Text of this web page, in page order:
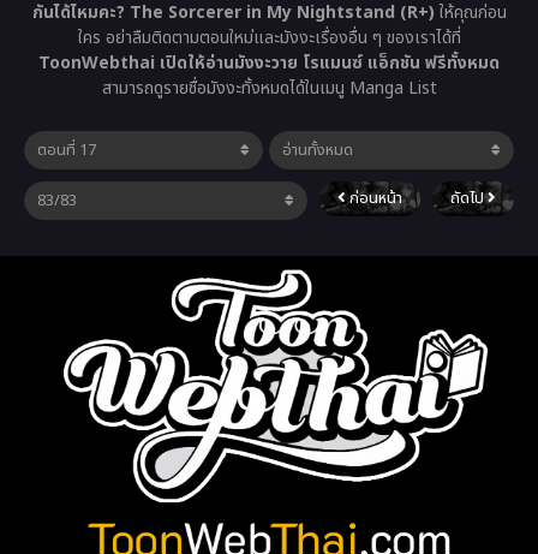
กันได้ไหมคะ? The Sorcerer in My Nightstand (R+) ให้คุณก่อน
ใคร อย่าลืมติดตามตอนใหม่และมังงะเรื่องอื่น ๆ ของเราได้ที่
ToonWebthai เปิดให้อ่านมังงะวาย โรแมนซ์ แอ็กชัน ฟรีทั้งหมด
สามารถดูรายชื่อมังงะทั้งหมดได้ในเมนู Manga List
ก่อนหน้า ถัดไป